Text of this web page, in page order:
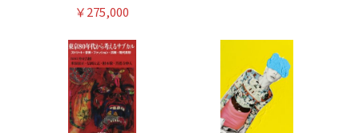
￥275,000